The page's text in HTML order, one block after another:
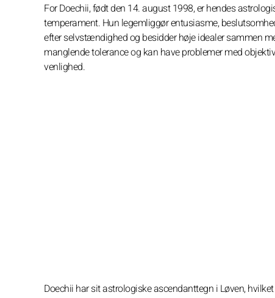
For Doechii, født den 14. august 1998, er hendes
temperament. Hun legemliggør entusiasme,
efter selvstændighed og besidder høje idealer sammen
manglende tolerance og kan have problemer med
venlighed.
Doechii har sit astrologiske ascendanttegn i Løven,